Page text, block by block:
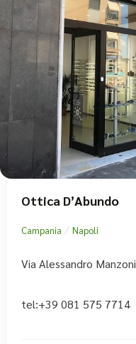
Ottica D’Abundo
Campania / Napoli
Via Alessandro Manzoni
tel:+39 081 575 7714